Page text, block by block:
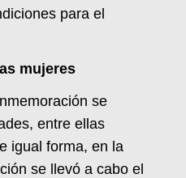
para el
mujeres
se
entre ellas
igual forma, en la
se llevó a cabo el